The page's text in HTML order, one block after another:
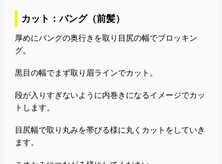
カット：バング（前髪）
厚めにバングの奥行きを取り目尻の幅でブロッキン
グ。
黒目の幅でまず取り眉ラインでカット。
段が入りすぎないように内巻きになるイメージでカッ
トします。
目尻幅で取り丸みを帯びる様に丸くカットをしていき
ます。